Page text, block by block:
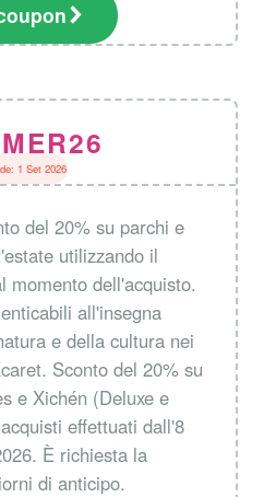
1 Set 2026
del 20% su parchi e
utilizzando il
momento dell'acquisto.
all'insegna
e della cultura nei
Sconto del 20% su
e Xichén (Deluxe e
effettuati dall'8
È richiesta la
di anticipo.